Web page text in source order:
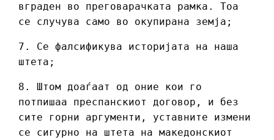
вграден во преговарачката рамка. Тоа
се случува само во окупирана земја;
7. Се фалсификува историјата на наша
штета;
8. Штом доаѓаат од оние кои го
потпишаа преспанскиот договор, и без
сите горни аргументи, уставните измени
се сигурно на штета на македонскиот